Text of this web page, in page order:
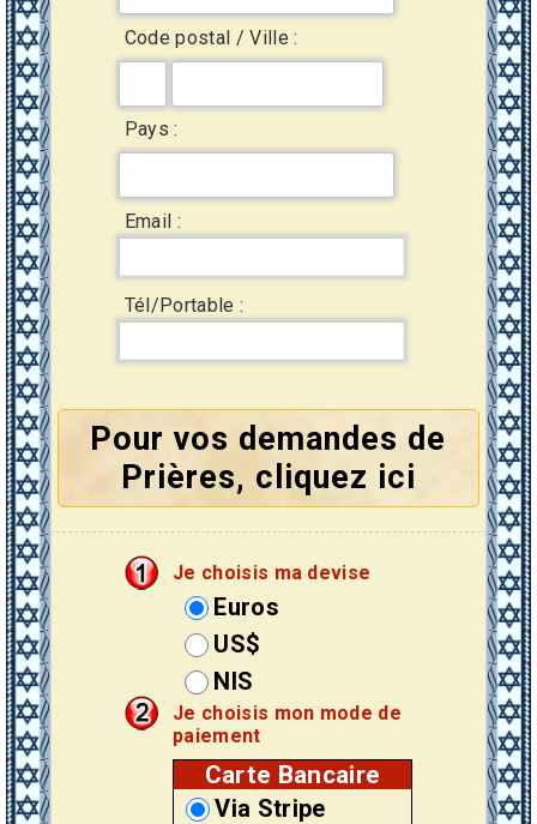
Code postal / Ville :
Pays :
Email :
Tél/Portable :
Pour vos demandes de
Prières, cliquez ici
Je choisis ma devise
Euros
US$
NIS
Je choisis mon mode de
paiement
Carte Bancaire
Via Stripe